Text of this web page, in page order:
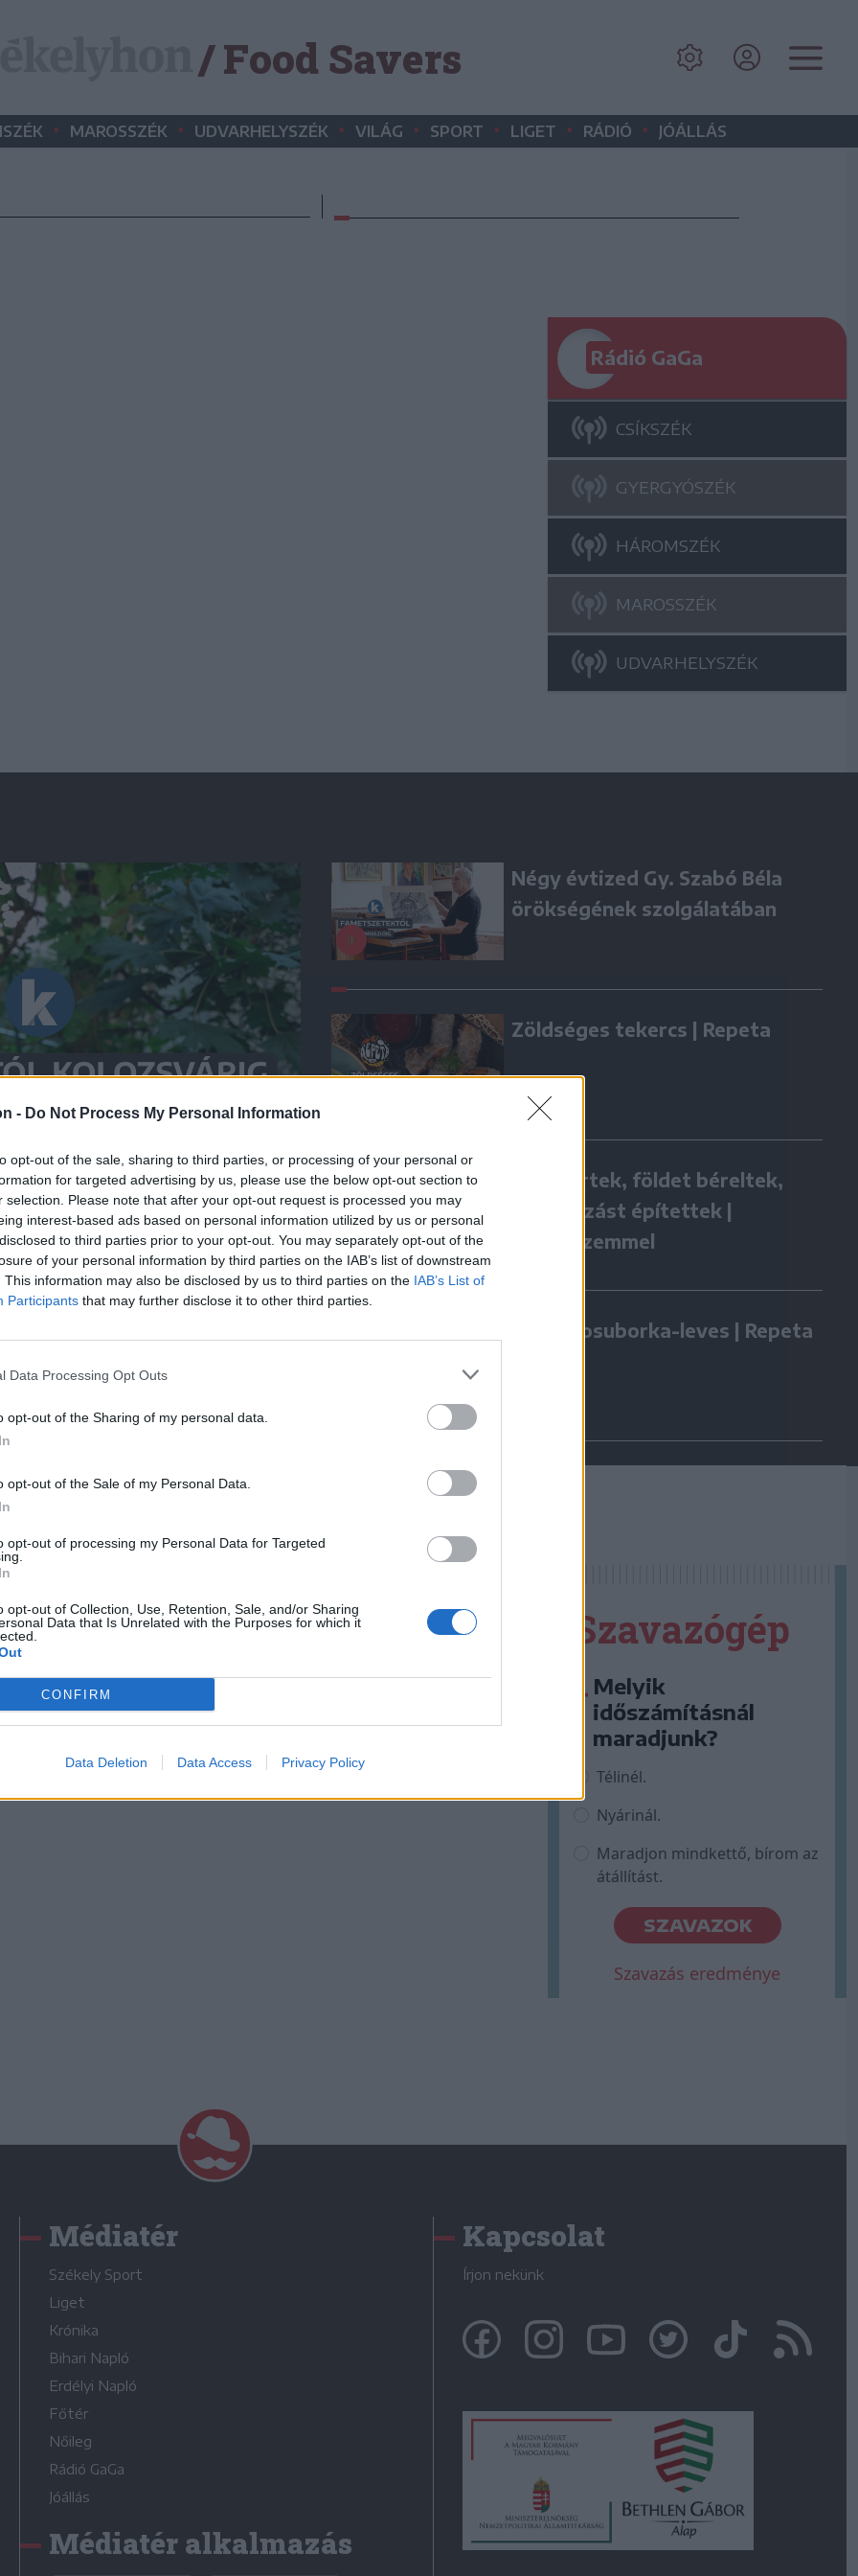
- Do Not Process My Personal Information
opt-out of the sale, sharing to third parties, or processing of your personal or
for targeted advertising by us, please use the below opt-out section to
selection. Please note that after your opt-out request is processed you may
interest-based ads based on personal information utilized by us or personal
to third parties prior to your opt-out. You may separately opt-out of the
of your personal information by third parties on the IAB’s list of downstream
This information may also be disclosed by us to third parties on the IAB’s List of
Participants that may further disclose it to other third parties.
Data Processing Opt Outs
opt-out of the Sharing of my personal data.
opt-out of the Sale of my Personal Data.
opt-out of processing my Personal Data for Targeted
opt-out of Collection, Use, Retention, Sale, and/or Sharing
Data that Is Unrelated with the Purposes for which it
CONFIRM
Data Deletion Data Access Privacy Policy
/ Food Savers
• MAROSSZÉK • UDVARHELYSZÉK • VILÁG • SPORT • LIGET • RÁDIÓ • JÓÁLLÁS
Rádió GaGa
CSÍKSZÉK
GYERGYÓSZÉK
HÁROMSZÉK
MAROSSZÉK
UDVARHELYSZÉK
Európán át a
egyetlen
Európát.
Négy évtized Gy. Szabó Béla
örökségének szolgálatában
Zöldséges tekercs | Repeta
Hazatértek, földet béreltek,
vállalkozást építettek |
Gazdaszemmel
Kovászosuborka-leves | Repeta
Szavazógép
Melyik
időszámításnál
maradjunk?
Télinél.
Nyárinál.
Maradjon mindkettő, bírom az
átállítást.
SZAVAZOK
Szavazás eredménye
Médiatér
Székely Sport
Liget
Krónika
Bihari Napló
Erdélyi Napló
Főtér
Nőileg
Rádió GaGa
Jóállás
Médiatér alkalmazás
Kapcsolat
Írjon nekünk